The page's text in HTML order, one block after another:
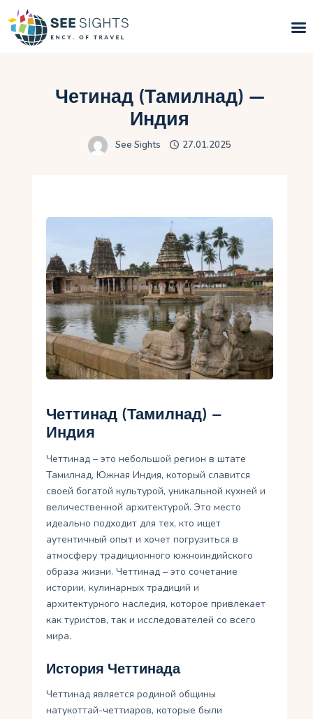
Типы Туров
Инфо
Контакты
Укр
Четинад (Тамилнад) —
Индия
See Sights 27.01.2025
Четтинад (Тамилнад) –
Индия
Четтинад – это небольшой регион в штате
Тамилнад, Южная Индия, который славится
своей богатой культурой, уникальной кухней и
величественной архитектурой. Это место
идеально подходит для тех, кто ищет
аутентичный опыт и хочет погрузиться в
атмосферу традиционного южноиндийского
образа жизни. Четтинад – это сочетание
истории, кулинарных традиций и
архитектурного наследия, которое привлекает
как туристов, так и исследователей со всего
мира.
История Четтинада
Четтинад является родиной общины
натукоттай-четтиаров, которые были